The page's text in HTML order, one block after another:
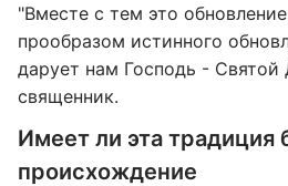
"Вместе с тем это
прообразом истинного
дарует нам Господь - Святой
священник.
Имеет ли эта традиция
происхождение